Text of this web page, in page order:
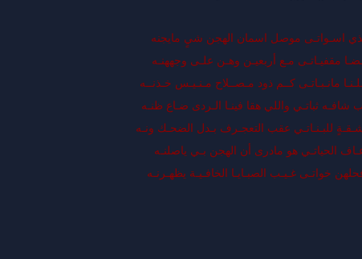
اسـواتـى موصل اسمان الهجن شيٍ مايجنه
مقفيـاتـى مـع أربعيـن وهـن علـى وجههنـه
مانـبـاتـى كــم ذود مـصــلاح مـنـيـس خـذنــه
شافـه ثباتـي واللي هقا فينـا الـردى ضـاع ظنـه
للبـنـاتـي عقب التعجـرف بـدل الضحـك ونـه
الحياتـي هو مادرى أن الهجن بـي ياصلنـه
خواتـى غـيـب الصبـايـا الخافـيـة يظهـرنـه